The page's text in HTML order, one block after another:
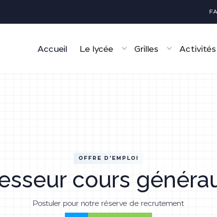
Accueil Le lycée Grilles Activités
OFFRE D'EMPLOI
cours
Postuler pour notre réserve de recrutement